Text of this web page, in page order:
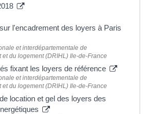
l'encadrement des loyers à Paris
et interdépartementale de
et du logement (DRIHL) Ile-de-France
fixant les loyers de référence
et interdépartementale de
et du logement (DRIHL) Ile-de-France
location et gel des loyers des